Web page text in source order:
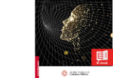
Un cuento
contable
Un cuento contable
2021
$349.00